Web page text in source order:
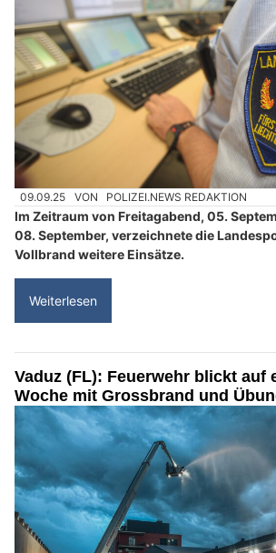
09.09.25 VON POLIZEI.NEWS REDAKTION
Im Zeitraum von Freitagabend, 05.
08. September, verzeichnete die
Vollbrand weitere Einsätze.
Weiterlesen
Vaduz (FL): Feuerwehr blickt auf
Woche mit Grossbrand und